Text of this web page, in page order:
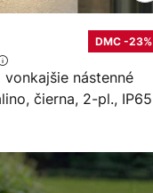
vonkajšie nástenné
čierna, 2-pl., IP65
DMC -23%